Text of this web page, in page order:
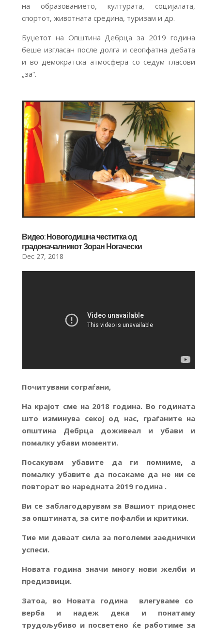
на образованието, културата, социјалата,
спортот, животната средина, туризам и др.
Буџетот на Општина Дебрца за 2019 година
беше изгласан после долга и сеопфатна дебата
и во демократска атмосфера со седум гласови
„за“.
Видео: Новогодишна честитка од
градоначалникот Зоран Ногачески
Dec 27, 2018
Почитувани сограѓани,
На крајот сме на 2018 година. Во годината
што изминува секој од нас, граѓаните на
општина Дебрца доживеал и убави и
помалку убави моменти.
Посакувам убавите да ги помниме, а
помалку убавите да посакаме да не ни се
повторат во наредната 2019година .
Ви се заблагодарувам за Вашиот придонес
за општината, за сите пофалби и критики.
Тие ми даваат сила за поголеми заеднички
успеси.
Новата година значи многу нови желби и
предизвици.
Затоа, во Новата година влегуваме со
верба и надеж дека и понатаму
трудољубиво и посветено ќе работиме за